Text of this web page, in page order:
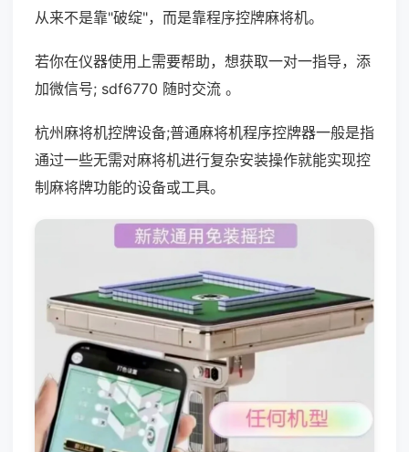
从来不是靠"破绽"，而是靠程序控牌麻将机。
若你在仪器使用上需要帮助，想获取一对一指导，添
加微信号; sdf6770 随时交流 。
杭州麻将机控牌设备;普通麻将机程序控牌器一般是指
通过一些无需对麻将机进行复杂安装操作就能实现控
制麻将牌功能的设备或工具。